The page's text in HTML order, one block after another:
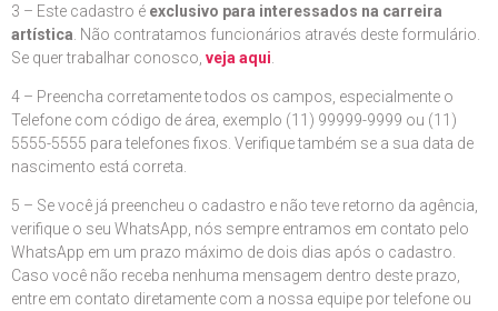
3 – Este cadastro é exclusivo para interessados na carreira
artística . Não contratamos funcionários através deste formulário.
Se quer trabalhar conosco, veja aqui
4 – Preencha corretamente todos os campos, especialmente o
Telefone com código de área, exemplo (11) 99999-9999 ou (11)
5555-5555 para telefones fixos. Verifique também se a sua data de
nascimento está correta.
5 – Se você já preencheu o cadastro e não teve retorno da agência,
verifique o seu WhatsApp, nós sempre entramos em contato pelo
WhatsApp em um prazo máximo de dois dias após o cadastro.
Caso você não receba nenhuma mensagem dentro deste prazo,
entre em contato diretamente com a nossa equipe por telefone ou